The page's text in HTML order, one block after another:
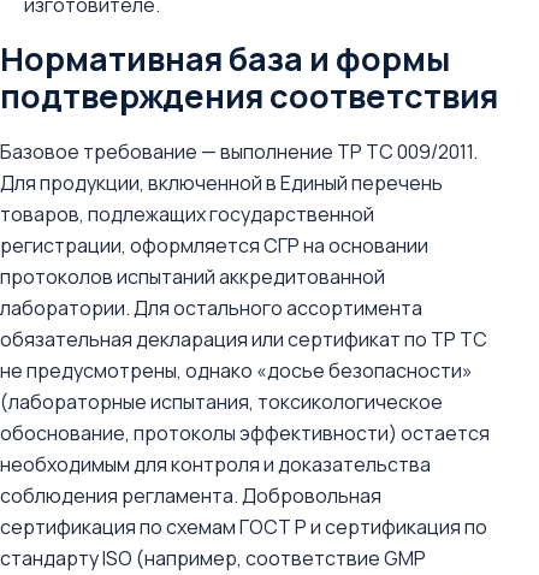
Нормативная база и формы
подтверждения соответствия
Базовое требование — выполнение ТР ТС 009/2011.
Для продукции, включенной в Единый перечень
товаров, подлежащих государственной
регистрации, оформляется СГР на основании
протоколов испытаний аккредитованной
лаборатории. Для остального ассортимента
обязательная декларация или сертификат по ТР ТС
не предусмотрены, однако «досье безопасности»
(лабораторные испытания, токсикологическое
обоснование, протоколы эффективности) остается
необходимым для контроля и доказательства
соблюдения регламента. Добровольная
сертификация по схемам ГОСТ Р и сертификация по
стандарту ISO (например, соответствие GMP